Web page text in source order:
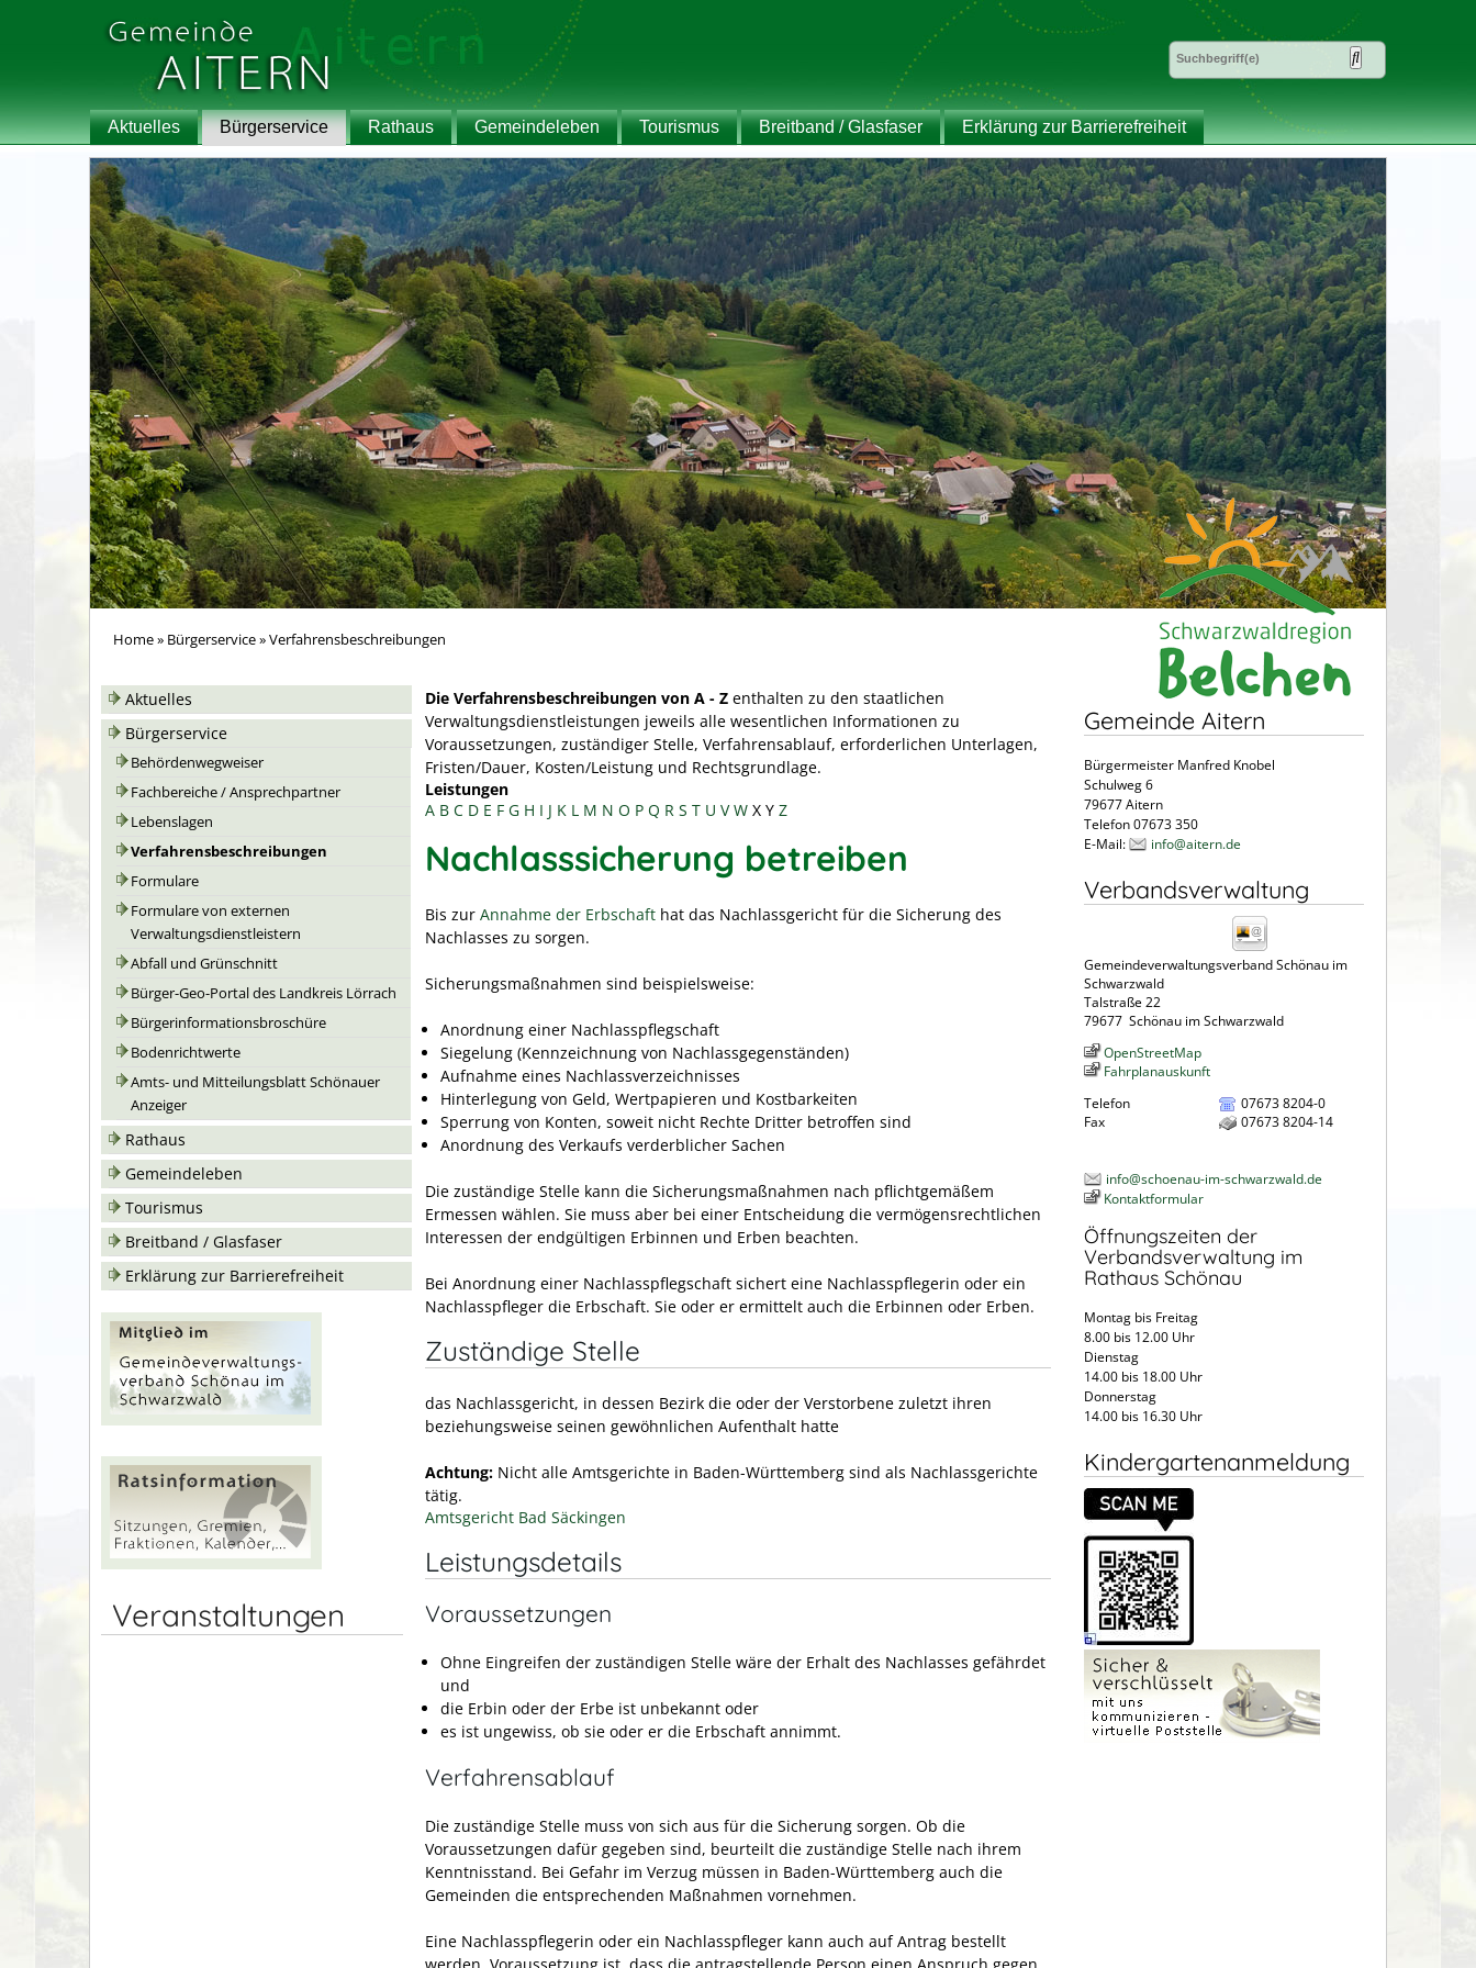
Aktuelles Bürgerservice Rathaus Gemeindeleben Tourismus Breitband / Glasfaser Erklärung zur Barrierefreiheit
Home» Bürgerservice»Verfahrensbeschreibungen
Aktuelles
Bürgerservice
Behördenwegweiser
Fachbereiche / Ansprechpartner
Lebenslagen
Verfahrensbeschreibungen
Formulare
Formulare von externen
Verwaltungsdienstleistern
Abfall und Grünschnitt
Bürger-Geo-Portal des Landkreis Lörrach
Bürgerinformationsbroschüre
Bodenrichtwerte
Amts- und Mitteilungsblatt Schönauer
Anzeiger
Rathaus
Gemeindeleben
Tourismus
Breitband / Glasfaser
Erklärung zur Barrierefreiheit
Veranstaltungen
Die Verfahrensbeschreibungen von A - Z enthalten zu den staatlichen
Verwaltungsdienstleistungen jeweils alle wesentlichen Informationen zu
Voraussetzungen, zuständiger Stelle, Verfahrensablauf, erforderlichen Unterlagen,
Fristen/Dauer, Kosten/Leistung und Rechtsgrundlage.
Leistungen
A B C D E F G H I J K L M N O P Q R S T U V W X Y Z
Nachlasssicherung betreiben
Bis zur Annahme der Erbschaft hat das Nachlassgericht für die Sicherung des
Nachlasses zu sorgen.
Sicherungsmaßnahmen sind beispielsweise:
Anordnung einer Nachlasspflegschaft
Siegelung (Kennzeichnung von Nachlassgegenständen)
Aufnahme eines Nachlassverzeichnisses
Hinterlegung von Geld, Wertpapieren und Kostbarkeiten
Sperrung von Konten, soweit nicht Rechte Dritter betroffen sind
Anordnung des Verkaufs verderblicher Sachen
Die zuständige Stelle kann die Sicherungsmaßnahmen nach pflichtgemäßem
Ermessen wählen. Sie muss aber bei einer Entscheidung die vermögensrechtlichen
Interessen der endgültigen Erbinnen und Erben beachten.
Bei Anordnung einer Nachlasspflegschaft sichert eine Nachlasspflegerin oder ein
Nachlasspfleger die Erbschaft. Sie oder er ermittelt auch die Erbinnen oder Erben.
Zuständige Stelle
das Nachlassgericht, in dessen Bezirk die oder der Verstorbene zuletzt ihren
beziehungsweise seinen gewöhnlichen Aufenthalt hatte
Achtung: Nicht alle Amtsgerichte in Baden-Württemberg sind als Nachlassgerichte
tätig.
Amtsgericht Bad Säckingen
Leistungsdetails
Voraussetzungen
Ohne Eingreifen der zuständigen Stelle wäre der Erhalt des Nachlasses gefährdet
und
die Erbin oder der Erbe ist unbekannt oder
es ist ungewiss, ob sie oder er die Erbschaft annimmt.
Verfahrensablauf
Die zuständige Stelle muss von sich aus für die Sicherung sorgen. Ob die
Voraussetzungen dafür gegeben sind, beurteilt die zuständige Stelle nach ihrem
Kenntnisstand. Bei Gefahr im Verzug müssen in Baden-Württemberg auch die
Gemeinden die entsprechenden Maßnahmen vornehmen.
Eine Nachlasspflegerin oder ein Nachlasspfleger kann auch auf Antrag bestellt
Gemeinde Aitern
Bürgermeister Manfred Knobel
Schulweg 6
79677 Aitern
Telefon 07673 350
E-Mail:
info@aitern.de
Verbandsverwaltung
Gemeindeverwaltungsverband Schönau im
Schwarzwald
Talstraße 22
79677 Schönau im Schwarzwald
OpenStreetMap
Fahrplanauskunft
Telefon
07673 8204-0
Fax
07673 8204-14
info@schoenau-im-schwarzwald.de
Kontaktformular
Öffnungszeiten der
Verbandsverwaltung im
Rathaus Schönau
Montag bis Freitag
8.00 bis 12.00 Uhr
Dienstag
14.00 bis 18.00 Uhr
Donnerstag
14.00 bis 16.30 Uhr
Kindergartenanmeldung